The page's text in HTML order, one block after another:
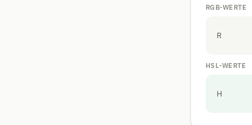
RGB-WERTE
R
HSL-WERTE
H